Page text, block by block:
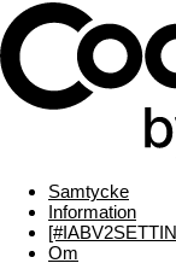
Samtycke
Information
Om